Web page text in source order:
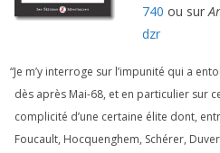
740 ou sur
dzr
“Je m’y inter­roge sur l’impunité qui a
dès après Mai-68, et en par­ti­cu­lier sur
com­pli­ci­té d’une cer­taine élite dont,
Foucault, Hocquenghem, Schérer,